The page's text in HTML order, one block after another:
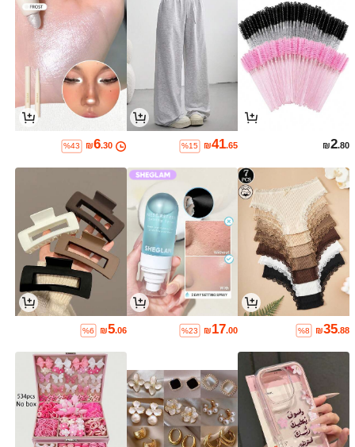
₪2.80
₪41.65
%15
₪6.30
%43
₪35.88
%8
₪17.00
%23
₪5.06
%6